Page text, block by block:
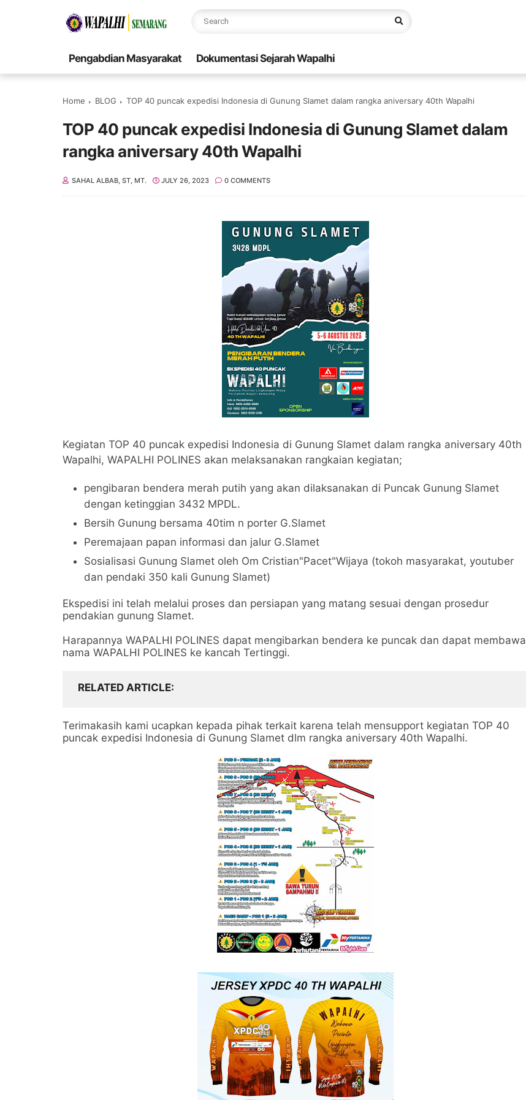
Pengabdian Masyarakat Dokumentasi Sejarah Wapalhi
Home BLOG TOP 40 puncak expedisi Indonesia di Gunung Slamet dalam rangka aniversary 40th Wapalhi
TOP 40 puncak expedisi Indonesia di Gunung Slamet dalam
rangka aniversary 40th Wapalhi
SAHAL ALBAB, ST, MT. JULY 26, 2023 0 COMMENTS
Kegiatan TOP 40 puncak expedisi Indonesia di Gunung Slamet dalam rangka aniversary 40th
Wapalhi, WAPALHI POLINES akan melaksanakan rangkaian kegiatan;
pengibaran bendera merah putih yang akan dilaksanakan di Puncak Gunung Slamet
dengan ketinggian 3432 MPDL.
Bersih Gunung bersama 40tim n porter G.Slamet
Peremajaan papan informasi dan jalur G.Slamet
Sosialisasi Gunung Slamet oleh Om Cristian"Pacet"Wijaya (tokoh masyarakat, youtuber
dan pendaki 350 kali Gunung Slamet)
Ekspedisi ini telah melalui proses dan persiapan yang matang sesuai dengan prosedur
pendakian gunung Slamet.
Harapannya WAPALHI POLINES dapat mengibarkan bendera ke puncak dan dapat membawa
nama WAPALHI POLINES ke kancah Tertinggi.
RELATED ARTICLE
Terimakasih kami ucapkan kepada pihak terkait karena telah mensupport kegiatan TOP 40
puncak expedisi Indonesia di Gunung Slamet dlm rangka aniversary 40th Wapalhi.